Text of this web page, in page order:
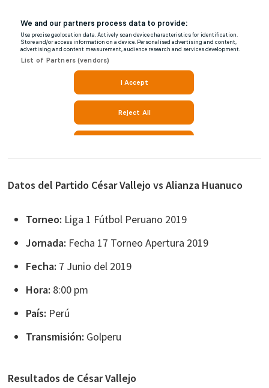
Datos del Partido César Vallejo vs Alianza Huanuco
Torneo: Liga 1 Fútbol Peruano 2019
Jornada: Fecha 17 Torneo Apertura 2019
Fecha: 7 Junio del 2019
Hora: 8:00 pm
País: Perú
Transmisión: Golperu
Resultados de César Vallejo